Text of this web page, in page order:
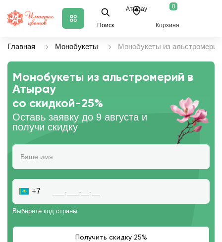
Поиск
Атырау 0
Корзина
Главная Монобукеты Монобукеты из альстромерий
Монобукеты из альстромерий в
Атырау
со скидкой-25%
Оставь заявку до 9 августа и
получи скидку
+7
Выберите код страны